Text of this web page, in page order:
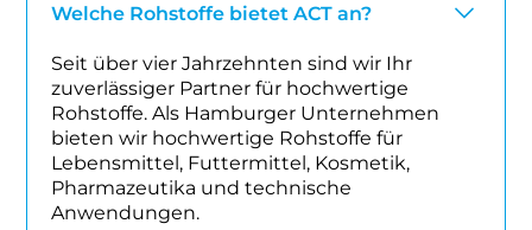
Welche Rohstoffe bietet ACT an?
Seit über vier Jahrzehnten sind wir Ihr
zuverlässiger Partner für hochwertige
Rohstoffe. Als Hamburger Unternehmen
bieten wir hochwertige Rohstoffe für
Lebensmittel, Futtermittel, Kosmetik,
Pharmazeutika und technische
Anwendungen.